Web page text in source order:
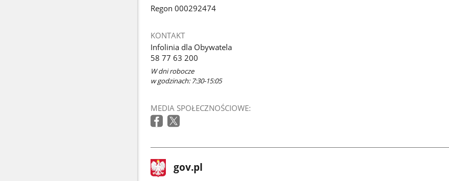
Regon 000292474
KONTAKT
Infolinia dla Obywatela
58 77 63 200
W dni robocze
w godzinach: 7:30-15:05
MEDIA SPOŁECZNOŚCIOWE:
stopka
gov.pl Strona
gov.pl